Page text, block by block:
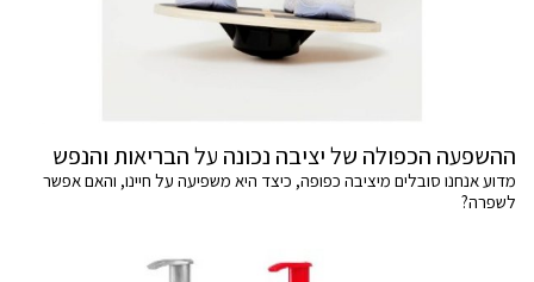
ההשפעה הכפולה של יציבה נכונה על הבריאות והנפש
מדוע אנחנו סובלים מיציבה כפופה, כיצד היא משפיעה על חיינו, והאם אפשר
לשפרה?